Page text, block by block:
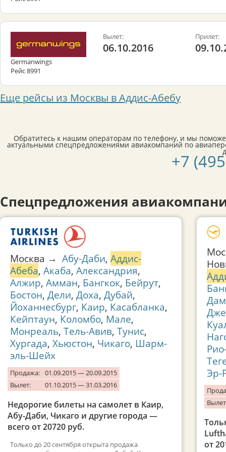
Germanwings
Рейс 8991
Вылет:
06.10.2016
Прилет:
Еще рейсы из Москвы в Аддис-Абебу
Обратитесь к нашим операторам по телефону, и мы
актуальными спецпредложениями авиакомпаний по
+7
Спецпредложения
Москва → Абу-Даби, Аддис-
Абеба, Акаба, Александрия,
Алжир, Амман, Бангкок, Бейрут,
Бостон, Дели, Доха, Дубай,
Йоханнесбург, Каир, Касабланка,
Кейптаун, Коломбо, Мале,
Монреаль, Тель-Авив, Тунис,
Хургада, Хьюстон, Чикаго, Шарм-
эль-Шейх
Продажа: 01.09.2015 — 20.09.2015
Вылет:
01.10.2015 — 31.03.2016
Недорогие билеты на самолет в Каир,
Абу-Даби, Чикаго и другие города —
всего от 20720 руб.
Только до 20 сентября открыта продажа
Эр-
от